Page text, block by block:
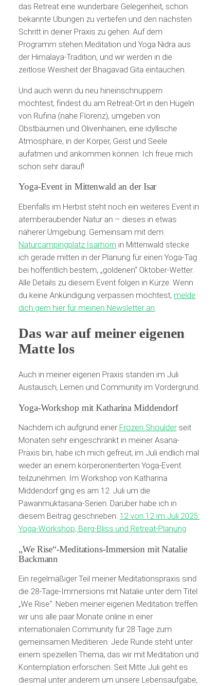
das Retreat eine wunderbare Gelegenheit, schon
bekannte Übungen zu vertiefen und den nächsten
Schritt in deiner Praxis zu gehen. Auf dem
Programm stehen Meditation und Yoga Nidra aus
der Himalaya-Tradition, und wir werden in die
zeitlose Weisheit der Bhagavad Gita eintauchen.
Und auch wenn du neu hineinschnuppern
möchtest, findest du am Retreat-Ort in den Hügeln
von Rufina (nahe Florenz), umgeben von
Obstbäumen und Olivenhainen, eine idyllische
Atmosphäre, in der Körper, Geist und Seele
aufatmen und ankommen können. Ich freue mich
schon sehr darauf!
Yoga-Event in Mittenwald an der Isar
Ebenfalls im Herbst steht noch ein weiteres Event in
atemberaubender Natur an – dieses in etwas
näherer Umgebung. Gemeinsam mit dem
Naturcampingplatz Isarhorn in Mittenwald stecke
ich gerade mitten in der Planung für einen Yoga-Tag
bei hoffentlich bestem, „goldenen“ Oktober-Wetter.
Alle Details zu diesem Event folgen in Kürze. Wenn
du keine Ankündigung verpassen möchtest, melde
dich gern hier für meinen Newsletter an
Das war auf meiner eigenen
Matte los
Auch in meiner eigenen Praxis standen im Juli
Austausch, Lernen und Community im Vordergrund.
Yoga-Workshop mit Katharina Middendorf
Nachdem ich aufgrund einer Frozen Shoulder seit
Monaten sehr eingeschränkt in meiner Asana-
Praxis bin, habe ich mich gefreut, im Juli endlich mal
wieder an einem körperorientierten Yoga-Event
teilzunehmen. Im Workshop von Katharina
Middendorf ging es am 12. Juli um die
Pawanmuktasana-Serien. Darüber habe ich in
diesem Beitrag geschrieben: 12 von 12 im Juli 2025:
Yoga-Workshop, Berg-Bliss und Retreat-Planung
„We Rise“-Meditations-Immersion mit Natalie
Backmann
Ein regelmäßiger Teil meiner Meditationspraxis sind
die 28-Tage-Immersions mit Natalie unter dem Titel
„We Rise“. Neben meiner eigenen Meditation treffen
wir uns alle paar Monate online in einer
internationalen Community für 28 Tage zum
gemeinsamen Meditieren. Jede Runde steht unter
einem speziellen Thema, das wir mit Meditation und
Kontemplation erforschen. Seit Mitte Juli geht es
diesmal unter anderem um unsere Lebensaufgabe,